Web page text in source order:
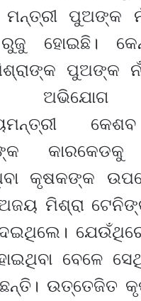
ପୁଅଙ୍କ
ରୁଜୁ ହୋଇଛି।
ପୁଅଙ୍କ
ଅଭିଯୋଗ
କାରକେଡକୁ
କୃଷକଙ୍କ
ମିଶ୍ରା
ବେଳେ
ଉତ୍ତେଜିତ